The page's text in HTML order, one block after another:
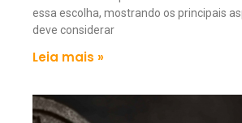
essa escolha, mostrando os principais
deve considerar
Leia mais »